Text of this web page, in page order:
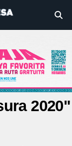
2020"